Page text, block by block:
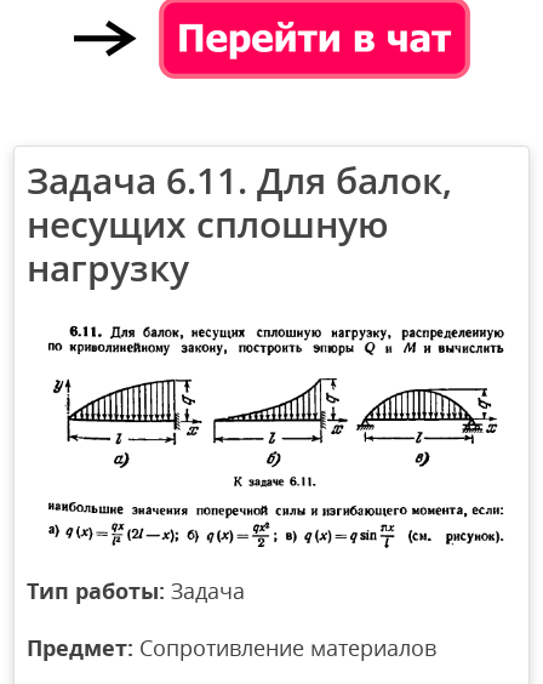
Задача 6.11. Для балок,
несущих сплошную
нагрузку
Тип работы: Задача
Предмет: Сопротивление материалов